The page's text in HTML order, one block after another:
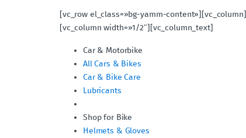
[vc_row el_class=»bg-yamm-
[vc_column width=»1/2″][vc_column_text]
Car & Motorbike
All Cars & Bikes
Car & Bike Care
Lubricants
Shop for Bike
Helmets & Gloves